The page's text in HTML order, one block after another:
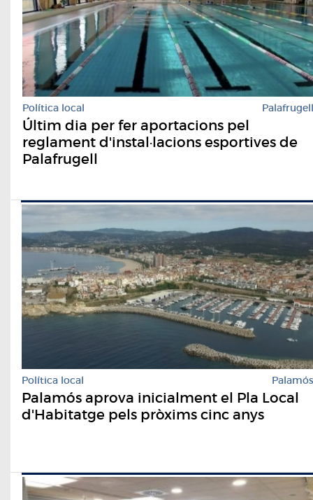
Política local Palafrugell
Últim dia per fer aportacions pel
reglament d'instal·lacions esportives de
Palafrugell
Política local Palamós
Palamós aprova inicialment el Pla Local
d'Habitatge pels pròxims cinc anys